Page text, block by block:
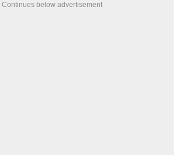
Continues below advertisement